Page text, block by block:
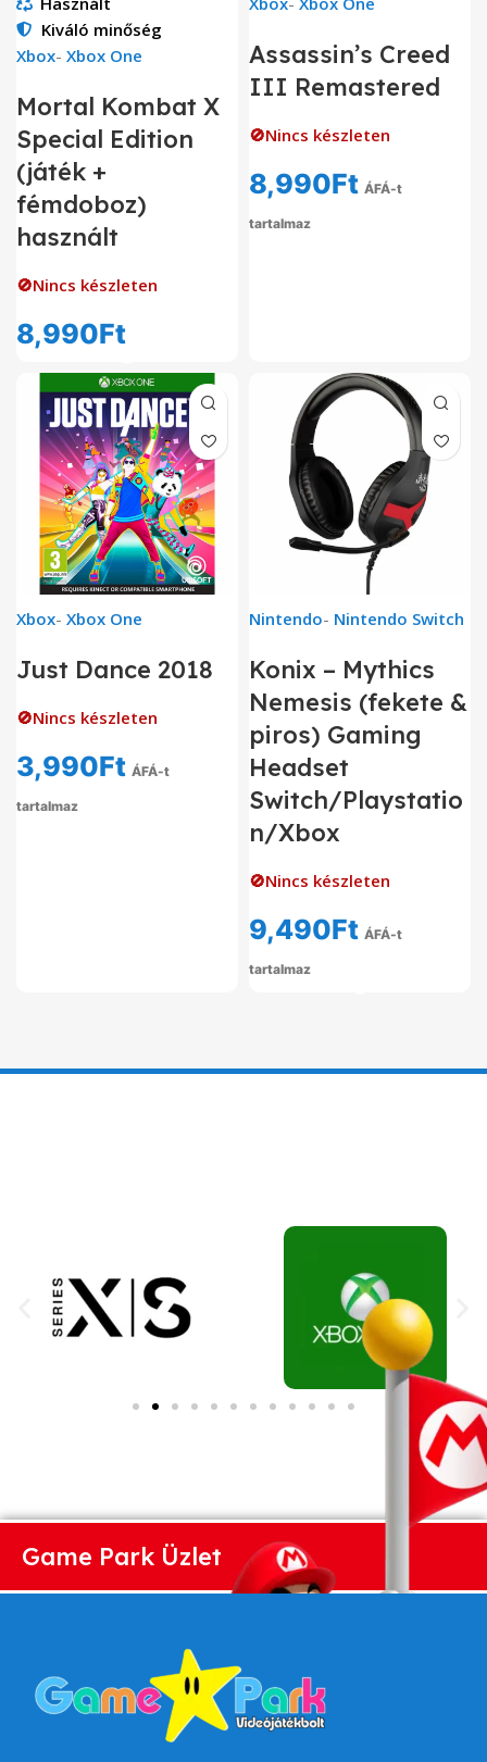
Kiváló minőség
Xbox- Xbox One
Mortal Kombat X
Special Edition
(játék +
fémdoboz)
használt
🚫Nincs készleten
8,990Ft
Assassin’s Creed
III Remastered
🚫Nincs készleten
8,990Ft ÁFÁ-t
tartalmaz
Xbox- Xbox One
Just Dance 2018
🚫Nincs készleten
3,990Ft ÁFÁ-t
tartalmaz
Nintendo- Nintendo Switch
Konix – Mythics
Nemesis (fekete &
piros) Gaming
Headset
Switch/Playstatio
n/Xbox
🚫Nincs készleten
9,490Ft ÁFÁ-t
tartalmaz
Game Park Üzlet